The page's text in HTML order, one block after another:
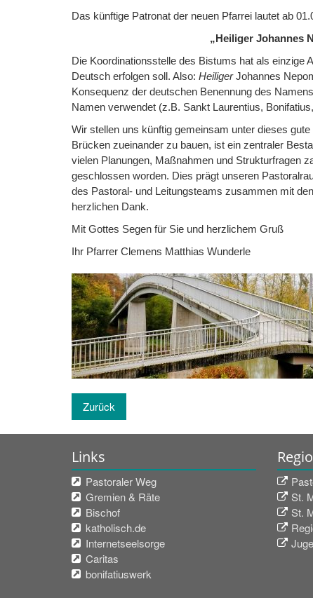
Das künftige Patronat der neuen Pfarrei lautet ab
„Heiliger Johannes
Die Koordinationsstelle des Bistums hat als einzige
Deutsch erfolgen soll. Also: HeiligerJohannes
Konsequenz der deutschen Benennung des
Namen verwendet (z.B. Sankt Laurentius,
Wir stellen uns künftig gemeinsam unter dieses
Brücken zueinander zu bauen, ist ein zentraler
vielen Planungen, Maßnahmen und Strukturfragen
geschlossen worden. Dies prägt unseren
des Pastoral- und Leitungsteams zusammen mit
herzlichen Dank.
Mit Gottes Segen für Sie und herzlichem Gruß
Ihr Pfarrer Clemens Matthias Wunderle
Zurück
Links
Pastoraler Weg
Gremien & Räte
Bischof
katholisch.de
Internetseelsorge
Caritas
bonifatiuswerk
St.
St.